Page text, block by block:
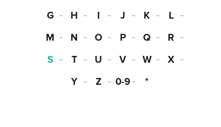
G
H I J K
L
M
N O P Q
R
S
T U V W
X
Y
Z 0-9 *